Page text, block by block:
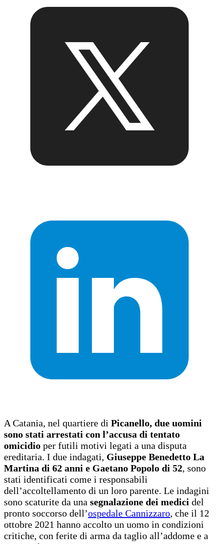
A Catania, nel quartiere di Picanello, due uomini
sono stati arrestati con l’accusa di tentato
omicidio per futili motivi legati a una disputa
ereditaria. I due indagati, Giuseppe Benedetto La
Martina di 62 anni e Gaetano Popolo di 52, sono
stati identificati come i responsabili
dell’accoltellamento di un loro parente. Le indagini
sono scaturite da una segnalazione dei medici del
pronto soccorso dell’ospedale Cannizzaro, che il 12
ottobre 2021 hanno accolto un uomo in condizioni
critiche, con ferite di arma da taglio all’addome e a